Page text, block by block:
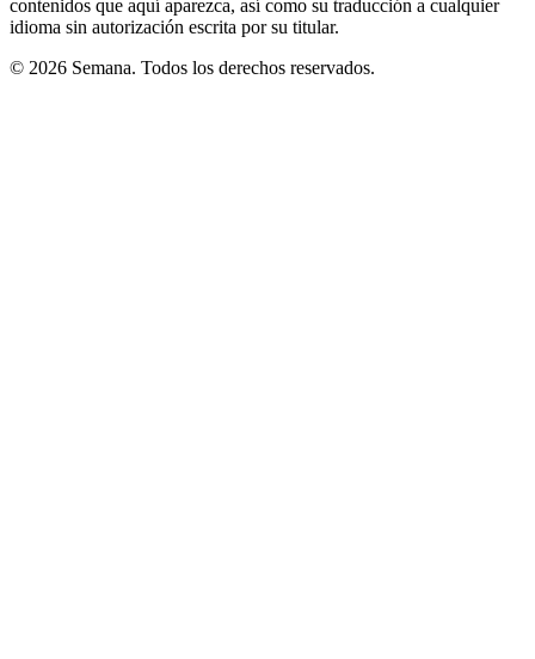
contenidos que aquí aparezca, así como su traducción a cualquier
idioma sin autorización escrita por su titular.
© 2026 Semana. Todos los derechos reservados.